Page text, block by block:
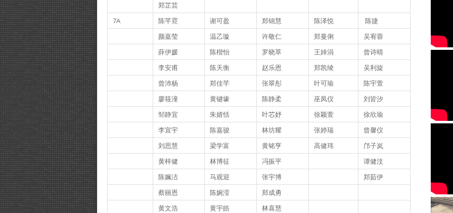
郑芷芸
7A
陈芊霓 谢可盈 郑锦慧 陈泽悦
陈捷
颜嘉莹
温乙璇 许敬仁 郑曼俐
吴宥蓉
薛伊媛
陈楷怡 罗晓萃 王婞涓
曾诗晴
李安甫
陈天衡 赵乐恩 郑凯绫
吴利旋
曾沛杨
郑佳芊 张翠彤 叶可瑜
陈宇萱
廖筱潼
黄键壕 陈静柔 巫凤仪
刘皆汐
邹静宜
朱婧恬 叶芯妤 徐颖萱
徐欣瑜
李宣宇
陈嘉骏 林坊耀 张婷瑞
曾馨仪
刘思慧
梁学富 黄铭亨 高健玮
邝子岚
黄梓健
林博征 冯振平
谭健汶
陈姵洁
马观迎 张宇博
郑茹伊
蔡丽恩
陈婉滢
郑成勇
黄文浩
黄宇皓
林喜慧